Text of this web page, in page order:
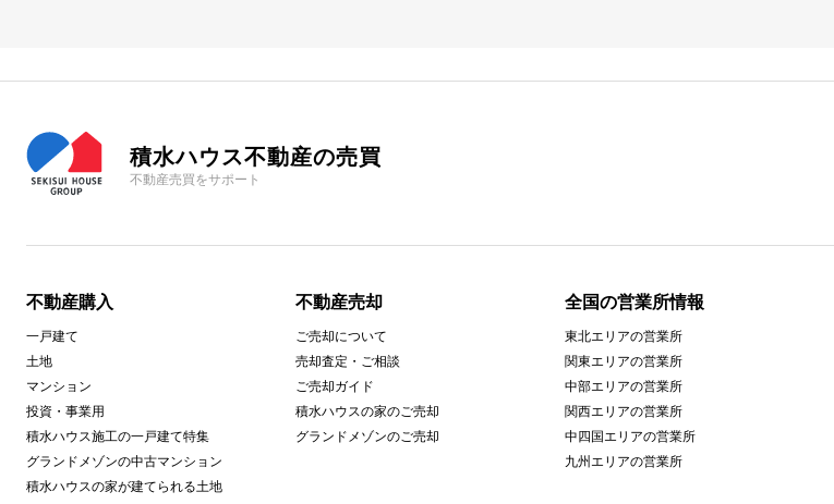
積水ハウス不動産の売買
不動産売買をサポート
不動産購入
一戸建て
土地
マンション
投資・事業用
積水ハウス施工の一戸建て特集
グランドメゾンの中古マンション
積水ハウスの家が建てられる土地
不動産売却
ご売却について
売却査定・ご相談
ご売却ガイド
積水ハウスの家のご売却
グランドメゾンのご売却
全国の営業所情報
東北エリアの営業所
関東エリアの営業所
中部エリアの営業所
関西エリアの営業所
中四国エリアの営業所
九州エリアの営業所